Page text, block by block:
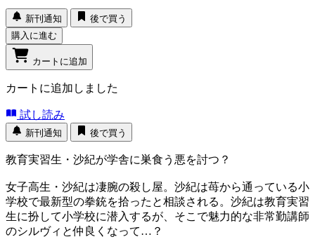
新刊通知
後で買う
購入に進む
カートに追加
カートに追加しました
試し読み
新刊通知 後で買う
教育実習生・沙紀が学舎に巣食う悪を討つ？
女子高生・沙紀は凄腕の殺し屋。沙紀は苺から通っている小
学校で最新型の拳銃を拾ったと相談される。沙紀は教育実習
生に扮して小学校に潜入するが、そこで魅力的な非常勤講師
のシルヴィと仲良くなって…？